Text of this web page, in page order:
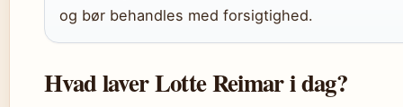
og bør behandles med forsigtighed.
Hvad laver Lotte Reimar i dag?